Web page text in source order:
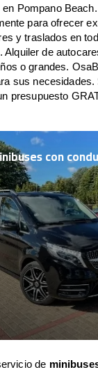
Pompano
para ofrecer
y traslados en
Alquiler de
o grandes.
sus
presupuesto
con
de